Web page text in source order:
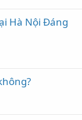
Hà Nội Đáng